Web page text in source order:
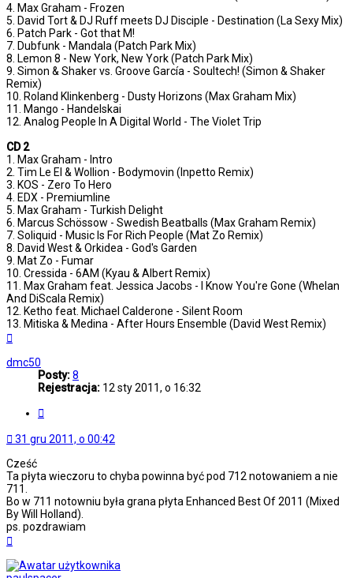
4. Max Graham - Frozen
5. David Tort & DJ Ruff meets DJ Disciple - Destination (La Sexy Mix)
6. Patch Park - Got that M!
7. Dubfunk - Mandala (Patch Park Mix)
8. Lemon 8 - New York, New York (Patch Park Mix)
9. Simon & Shaker vs. Groove García - Soultech! (Simon & Shaker
Remix)
10. Roland Klinkenberg - Dusty Horizons (Max Graham Mix)
11. Mango - Handelskai
12. Analog People In A Digital World - The Violet Trip
CD 2
1. Max Graham - Intro
2. Tim Le El & Wollion - Bodymovin (Inpetto Remix)
3. KOS - Zero To Hero
4. EDX - Premiumline
5. Max Graham - Turkish Delight
6. Marcus Schössow - Swedish Beatballs (Max Graham Remix)
7. Soliquid - Music Is For Rich People (Mat Zo Remix)
8. David West & Orkidea - God's Garden
9. Mat Zo - Fumar
10. Cressida - 6AM (Kyau & Albert Remix)
11. Max Graham feat. Jessica Jacobs - I Know You're Gone (Whelan
And DiScala Remix)
12. Ketho feat. Michael Calderone - Silent Room
13. Mitiska & Medina - After Hours Ensemble (David West Remix)
dmc50
Posty:8
Rejestracja: 12 sty 2011, o 16:32
31 gru 2011, o 00:42
Cześć
Ta płyta wieczoru to chyba powinna być pod 712 notowaniem a nie
711.
Bo w 711 notowniu była grana płyta Enhanced Best Of 2011 (Mixed
By Will Holland).
ps. pozdrawiam